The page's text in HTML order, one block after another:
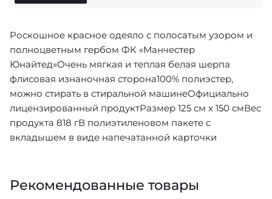
Роскошное красное одеяло с полосатым узором и
полноцветным гербом ФК «Манчестер
Юнайтед»Очень мягкая и теплая белая шерпа
флисовая изнаночная сторона100% полиэстер,
можно стирать в стиральной машинеОфициально
лицензированный продуктРазмер 125 см x 150 смВес
продукта 818 гВ полиэтиленовом пакете с
вкладышем в виде напечатанной карточки
Рекомендованные товары